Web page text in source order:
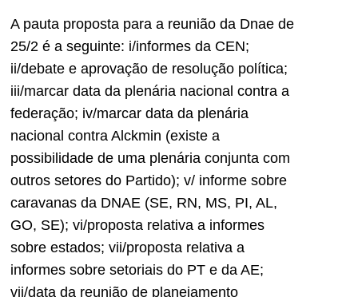
A pauta proposta para a reunião da Dnae de
25/2 é a seguinte: i/informes da CEN;
ii/debate e aprovação de resolução política;
iii/marcar data da plenária nacional contra a
federação; iv/marcar data da plenária
nacional contra Alckmin (existe a
possibilidade de uma plenária conjunta com
outros setores do Partido); v/ informe sobre
caravanas da DNAE (SE, RN, MS, PI, AL,
GO, SE); vi/proposta relativa a informes
sobre estados; vii/proposta relativa a
informes sobre setoriais do PT e da AE;
vii/data da reunião de planejamento